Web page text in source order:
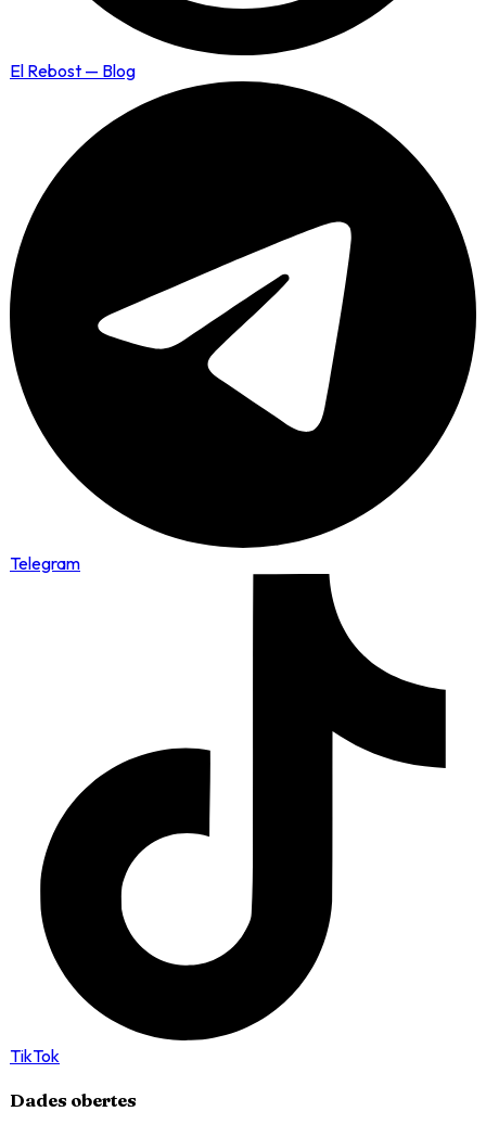
El Rebost — Blog
Telegram
TikTok
Dades obertes